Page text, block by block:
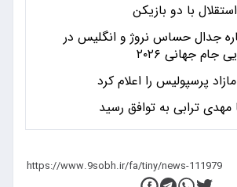
با دو بازیکن
جدال حساس نروژ و انگلیس در
جام جهانی ۲۰۲۶
پرسپولیس را اعلام کرد
ترابی به توافق رسید